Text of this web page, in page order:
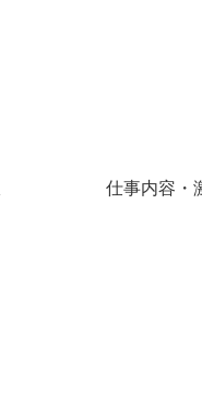
仕事内容・